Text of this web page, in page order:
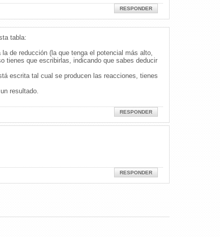
RESPONDER
tabla:
de reducción (la que tenga el potencial más alto,
tienes que escribirlas, indicando que sabes deducir
escrita tal cual se producen las reacciones, tienes
resultado.
RESPONDER
RESPONDER